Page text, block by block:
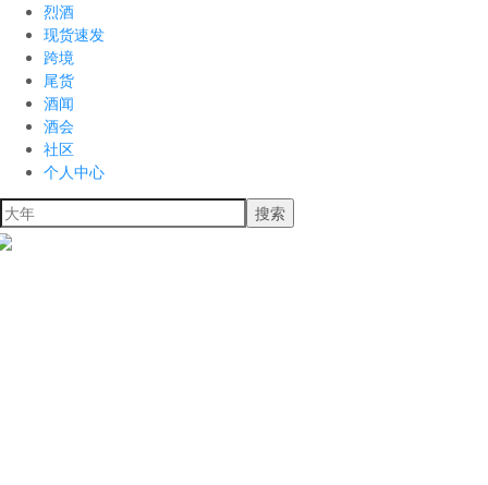
烈酒
现货速发
跨境
尾货
酒闻
酒会
社区
个人中心
搜索